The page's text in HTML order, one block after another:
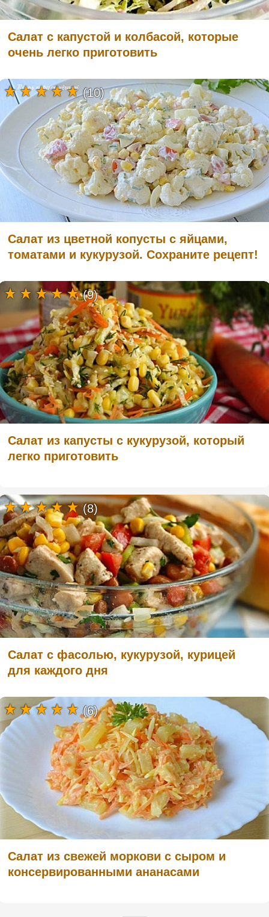
Салат с капустой и колбасой, которые
очень легко приготовить
Салат из цветной копусты с яйцами,
томатами и кукурузой. Сохраните рецепт!
(10)
Салат из капусты с кукурузой, который
легко приготовить
(9)
Салат с фасолью, кукурузой, курицей
для каждого дня
(8)
Салат из свежей моркови с сыром и
консервированными ананасами
(6)